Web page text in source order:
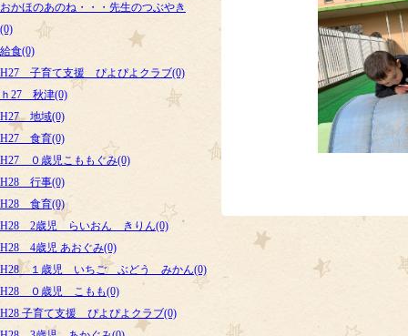
おかほのあのね・・・先生のつぶやき
(0)
給食(0)
H27 子育て支援 ぴよぴよクラブ(0)
ｈ27 秋津(0)
H27 地域(0)
H27 食育(0)
H27 ０歳児こももぐみ(0)
H28 行事(0)
H28 食育(0)
H28 2歳児 らいおん きりん(0)
H28 4歳児 あおぐみ(0)
H28 １歳児 いちご ぶどう みかん(0)
H28 ０歳児 こもも(0)
H28 子育て支援 ぴよぴよクラブ(0)